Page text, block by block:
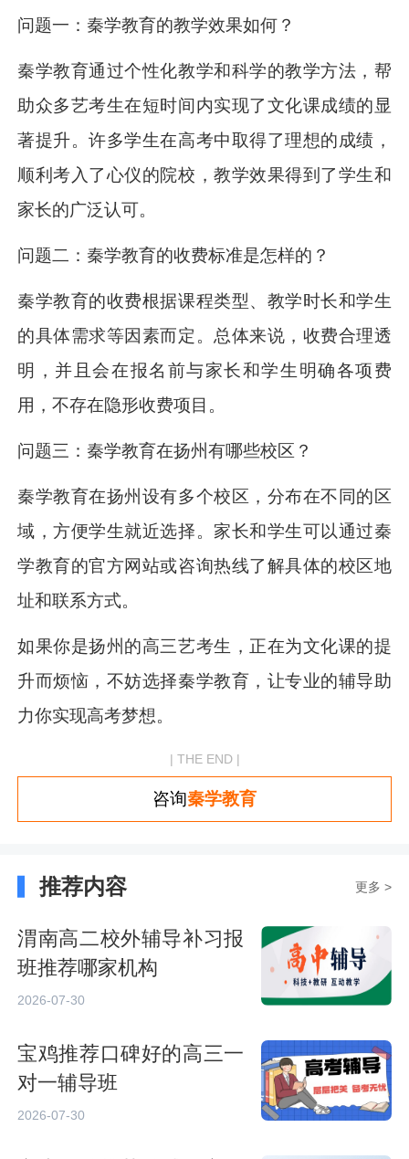
问题一：秦学教育的教学效果如何？
秦学教育通过个性化教学和科学的教学方法，帮
助众多艺考生在短时间内实现了文化课成绩的显
著提升。许多学生在高考中取得了理想的成绩，
顺利考入了心仪的院校，教学效果得到了学生和
家长的广泛认可。
问题二：秦学教育的收费标准是怎样的？
秦学教育的收费根据课程类型、教学时长和学生
的具体需求等因素而定。总体来说，收费合理透
明，并且会在报名前与家长和学生明确各项费
用，不存在隐形收费项目。
问题三：秦学教育在扬州有哪些校区？
秦学教育在扬州设有多个校区，分布在不同的区
域，方便学生就近选择。家长和学生可以通过秦
学教育的官方网站或咨询热线了解具体的校区地
址和联系方式。
如果你是扬州的高三艺考生，正在为文化课的提
升而烦恼，不妨选择秦学教育，让专业的辅导助
力你实现高考梦想。
| THE END |
咨询秦学教育
推荐内容 更多 >
渭南高二校外辅导补习报
班推荐哪家机构
2026-07-30
宝鸡推荐口碑好的高三一
对一辅导班
2026-07-30